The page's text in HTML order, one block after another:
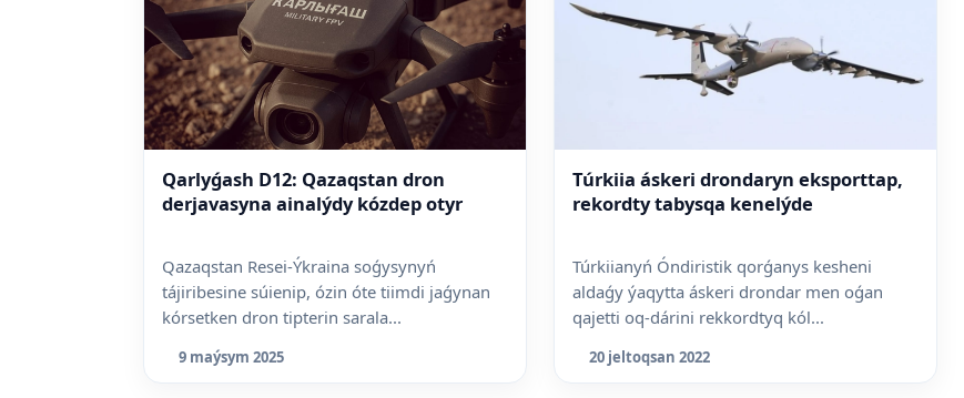
Qarlyǵash D12: Qazaqstan dron
derjavasyna ainalýdy kózdep otyr
Qazaqstan Resei-Ýkraina soǵysynyń
tájiribesine súienip, ózin óte tiimdi jaǵynan
kórsetken dron tipterin sarala...
9 maýsym 2025
Túrkiia áskeri drondaryn eksporttap,
rekordty tabysqa kenelýde
Túrkiianyń Óndiristik qorǵanys kesheni
aldaǵy ýaqytta áskeri drondar men oǵan
qajetti oq-dárini rekkordtyq kól...
20 jeltoqsan 2022